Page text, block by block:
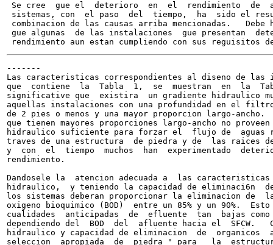
Se cree  gue el  deterioro  en  el  rendimiento  de
sistemas, con  el paso  del  tiempo,  ha  sido el
combinacion de las causas arriba mencionadas.   Debe
gue algunas  de las instalaciones  gue presentan
-------
Las caracteristicas correspondientes al diseno de las
que  contiene  la  Tabla  1,  se  muestran  en  la
significative que  existira  un gradiente hidraulico
aquellas instalaciones con una profundidad en el
de 2 pies o menos y una mayor proporcion largo-ancho.
que tienen mayores proporciones largo-ancho no
hidraulico suficiente para forzar el  flujo de  aguas
traves de una estructura  de piedra y de  las raices
y  con  el  tiempo  muchos  han  experimentado
rendimiento.
Dandosele la  atencion adecuada a  las caracteristicas
hidraulico,  y teniendo la capacidad de eliminaci6n
los sistemas deberan proporcionar la eliminacion de  la
oxigeno bioquimico (BOD)  entre un 85% y un 90%.
cualidades  anticipadas  de  efluente  tan  bajas como
dependiendo del  BOD  del  afluente hacia el  SFCW.
hidraulico y capacidad de eliminacion  de  organicos
seleccion  apropiada  de  piedra " para   la